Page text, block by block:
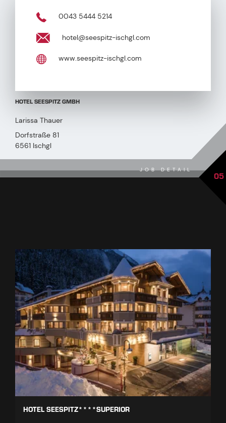
0043 5444 5214
hotel@seespitz-ischgl.com
www.seespitz-ischgl.com
HOTEL SEESPITZ GMBH
Larissa Thauer
Dorfstraße 81
6561 Ischgl
JOB DETAIL 05
HOTEL SEESPITZ****SUPERIOR